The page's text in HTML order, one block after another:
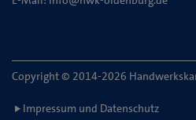
Copyright © 2014-2026
Impressum und Datenschutz